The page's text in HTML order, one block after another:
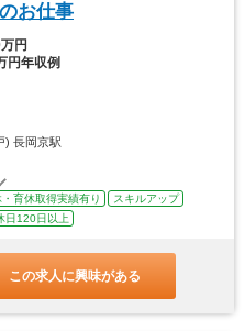
お仕事
円
円年収例
) 長岡京駅
育休取得実績有り
スキルアップ
日120日以上
この求人に興味がある